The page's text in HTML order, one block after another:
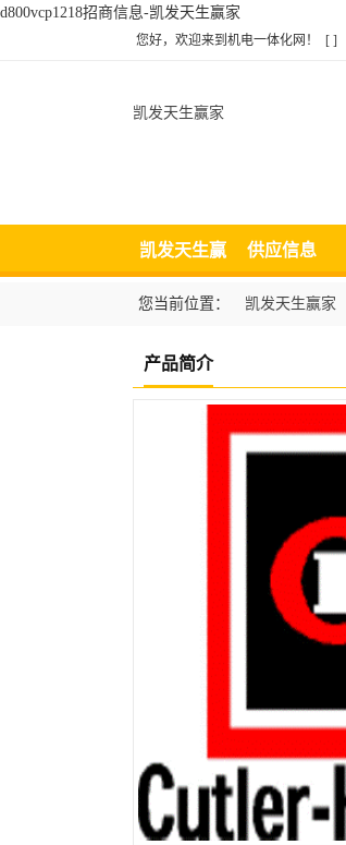
d800vcp1218招商信息-凯发天生赢家
您好，欢迎来到机电一体化网！ [ ]
凯发天生赢家
凯发天生赢
家
供应信息
您当前位置： 凯发天生赢家
产品简介